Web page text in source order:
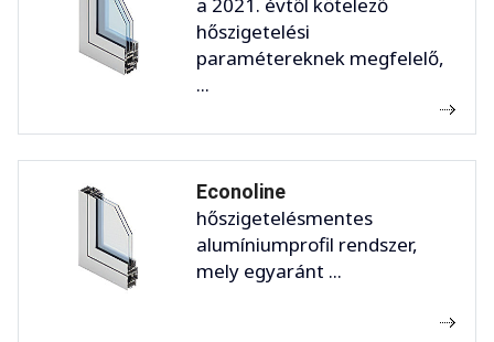
hőszigetelési
paramétereknek megfelelő,
...
Econoline
hőszigetelésmentes
alumíniumprofil rendszer,
mely egyaránt ...